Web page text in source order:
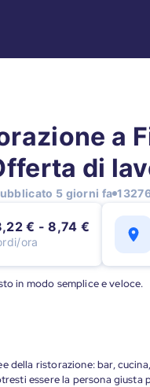
a
di
5 giorni fa
€ - 8,74 €
ora
in modo semplice e veloce.
della ristorazione: bar,
essere la persona giusta